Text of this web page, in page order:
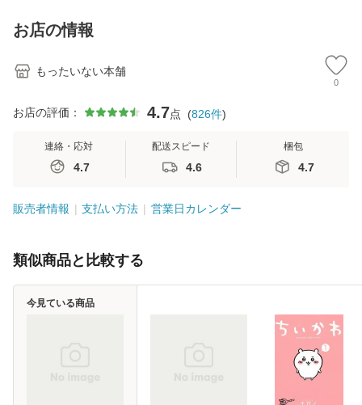
お店の情報
もったいない本舗
0
お店の評価： 4.7点 (826件)
連絡・応対
4.7
配送スピード
4.6
梱包
4.7
販売者情報 支払い方法 営業日カレンダー
類似商品と比較する
今見ている商品